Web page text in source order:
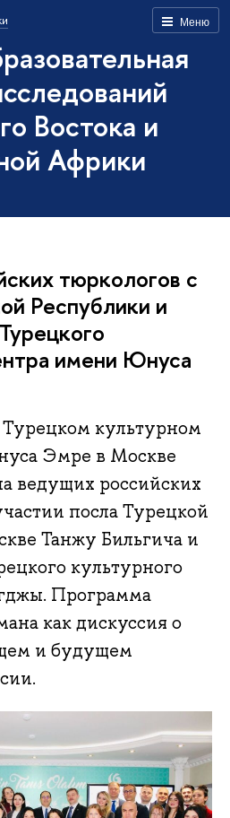
Меню
Востока и
Африки
тюркологов с
Республики и
имени Юнуса
Турецком культурном
Эмре в Москве
ведущих российских
посла Турецкой
Танжу Бильгича и
культурного
Программа
как дискуссия о
и будущем